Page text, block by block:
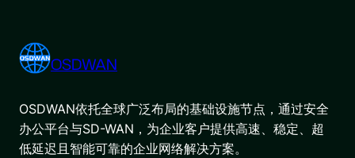
OSDWAN
OSDWAN依托全球广泛布局的基础设施节点，通过安全
办公平台与SD-WAN，为企业客户提供高速、稳定、超
低延迟且智能可靠的企业网络解决方案。